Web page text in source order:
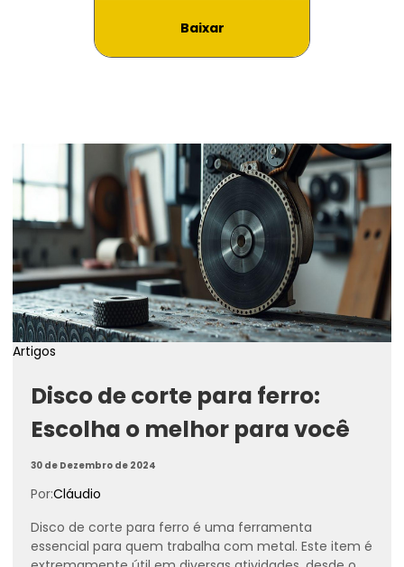
Baixar
Artigos
Disco de corte para ferro:
Escolha o melhor para você
30 de Dezembro de 2024
Por:Cláudio
Disco de corte para ferro é uma ferramenta
essencial para quem trabalha com metal. Este item é